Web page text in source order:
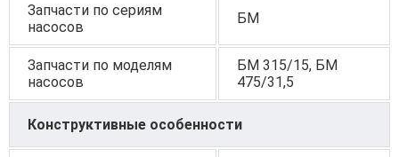
Запчасти по сериям
насосов
БМ
Запчасти по моделям
насосов
БМ 315/15, БМ
475/31,5
Конструктивные особенности